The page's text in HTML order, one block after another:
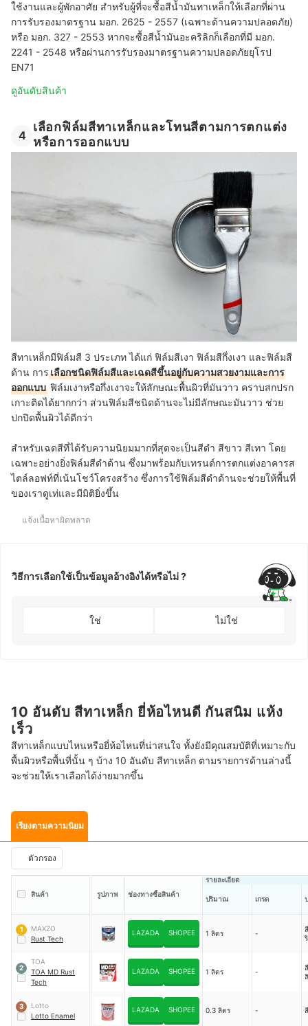
ใช้งานและผู้พักอาศัย สำหรับผู้ที่จะซื้อสีน้ำมันทาเหล็กให้เลือกที่ผ่าน
การรับรองมาตรฐาน มอก. 2625 - 2557 (เฉพาะด้านความปลอดภัย)
หรือ มอก. 327 - 2553 หากจะซื้อสีน้ำมันอะคริลิกก็เลือกที่มี มอก.
2241 - 2548 หรือผ่านการรับรองมาตรฐานความปลอดภัยยุโรป
EN71
ดูอันดับสินค้า
4
เลือกฟิล์มสีทาเหล็กและโทนสีตามการตกแต่ง
หรือการออกแบบ
สีทาเหล็กมีฟิล์มสี 3 ประเภท ได้แก่ ฟิล์มสีเงา ฟิล์มสีกึ่งเงา และฟิล์มสี
ด้าน การเลือกชนิดฟิล์มสีและเฉดสีขึ้นอยู่กับความสวยงามและการ
ออกแบบ ฟิล์มเงาหรือกึ่งเงาจะให้ลักษณะพื้นผิวที่มันวาว คราบสกปรก
เกาะติดได้ยากกว่า ส่วนฟิล์มสีชนิดด้านจะไม่มีลักษณะมันวาว ช่วย
ปกปิดพื้นผิวได้ดีกว่า
สำหรับเฉดสีที่ได้รับความนิยมมากที่สุดจะเป็นสีดำ สีขาว สีเทา โดย
เฉพาะอย่างยิ่งฟิล์มสีดำด้าน ซึ่งมาพร้อมกับเทรนด์การตกแต่งอาคารส
ไตล์ลอฟท์ที่เน้นโชว์โครงสร้าง ซึ่งการใช้ฟิล์มสีดำด้านจะช่วยให้พื้นที่
ของเราดูเท่และมีมิติยิ่งขึ้น
แจ้งเนื้อหาผิดพลาด
วิธีการเลือกใช้เป็นข้อมูลอ้างอิงได้หรือไม่ ?
ใช่ ไม่ใช่
10 อันดับ สีทาเหล็ก ยี่ห้อไหนดี กันสนิม แห้ง
เร็ว
สีทาเหล็กแบบไหนหรือยี่ห้อไหนที่น่าสนใจ ทั้งยังมีคุณสมบัติที่เหมาะกับ
พื้นผิวหรือพื้นที่นั้น ๆ บ้าง 10 อันดับ สีทาเหล็ก ตามรายการด้านล่างนี้
จะช่วยให้เราเลือกได้ง่ายมากขึ้น
เรียงตามความนิยม
ตัวกรอง
สินค้า รูปภาพ ช่องทางซื้อสินค้า
รายละเอียด
ปริมาณ เกรด
1
MAXZO
Rust Tech
LAZADA SHOPEE 1 ลิตร -
2
TOA
TOA MD Rust
Tech
LAZADA SHOPEE 1 ลิตร -
3
Lotto
Lotto Enamel
LAZADA SHOPEE 0.3 ลิตร -